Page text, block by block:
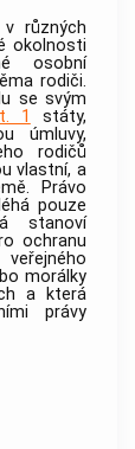
různých
okolnosti
osobní
rodiči.
se svým
1
státy,
úmluvy,
rodičů
vlastní, a
Právo
pouze
stanoví
ochranu
morálky
a která
právy